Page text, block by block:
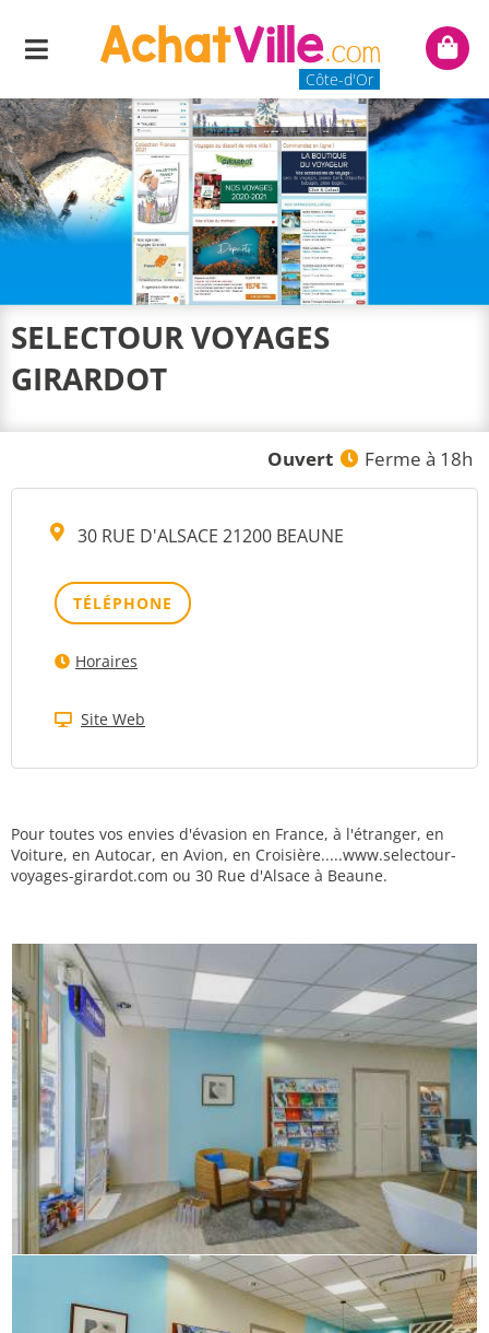
Menu
Côte-d'Or
Mon
SELECTOUR VOYAGES
GIRARDOT
Ouvert Ferme à 18h
30 RUE D'ALSACE 21200 BEAUNE
TÉLÉPHONE
Horaires
Site Web
Pour toutes vos envies d'évasion en France, à l'étranger, en
Voiture, en Autocar, en Avion, en Croisière.....www.selectour-
voyages-girardot.com ou 30 Rue d'Alsace à Beaune.